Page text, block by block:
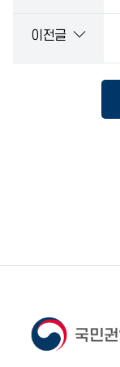
이전글